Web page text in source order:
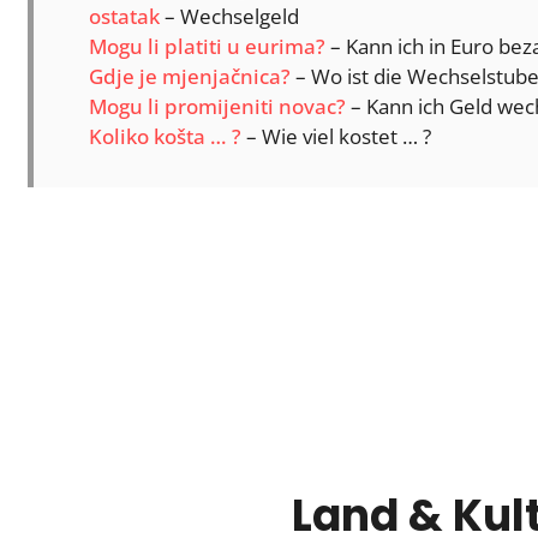
ostatak– Wechselgeld
Mogu li platiti u eurima? – Kann ich in Euro
Gdje je mjenjačnica? – Wo ist die
Mogu li promijeniti novac? – Kann ich Geld
Koliko košta … ? – Wie viel kostet … ?
Land &